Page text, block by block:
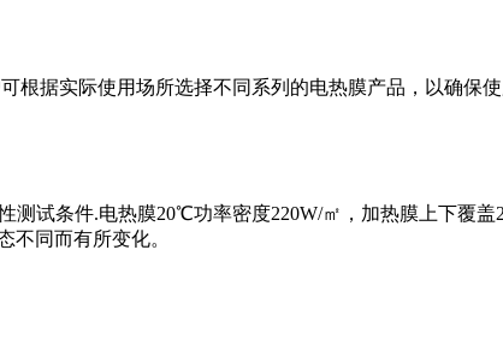
根据实际使用场所选择不同系列的电热膜产品，以确保使
测试条件.电热膜20℃功率密度220W/㎡，加热膜上下覆
不同而有所变化。